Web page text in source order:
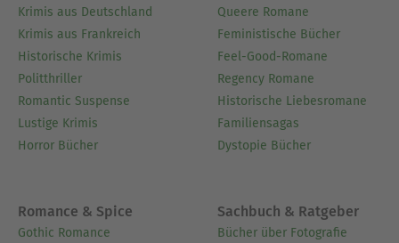
Krimis aus Deutschland
Krimis aus Frankreich
Historische Krimis
Politthriller
Romantic Suspense
Lustige Krimis
Horror Bücher
Queere Romane
Feministische Bücher
Feel-Good-Romane
Regency Romane
Historische Liebesromane
Familiensagas
Dystopie Bücher
Romance & Spice
Gothic Romance
Sachbuch & Ratgeber
Bücher über Fotografie